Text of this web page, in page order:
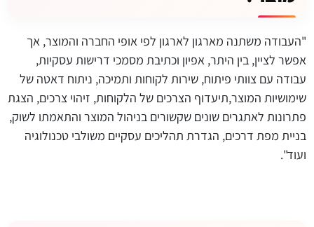
"העבודה משתנה מארגון לארגון לפי אופי החברה והמוצר, אך
אפשר לציין, בין היתר, אפיון וכתיבת מסמכי דרישות עסקיות,
עבודה עם צוותי פיתוח, שירות לקוחות ותמיכה, ניתוח דאטה של
שימושיות המוצר,תיעדוף הצרכים של הלקוחות, זיהוי צרכים, הצגת
פתרונות לאתגרים שונים שקשורים בניהול המוצר והתאמתו לשוק,
בניית מפת דרכים, הגדרת תהליכים עסקיים משולבי טכנולוגיה
ועוד".